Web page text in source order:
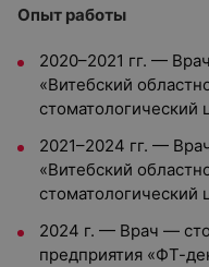
Опыт работы
2020–2021 гг. —
«Витебский
стоматологический
2021–2024 гг. —
«Витебский
стоматологический
2024 г. — Врач —
предприятия «ФТ-